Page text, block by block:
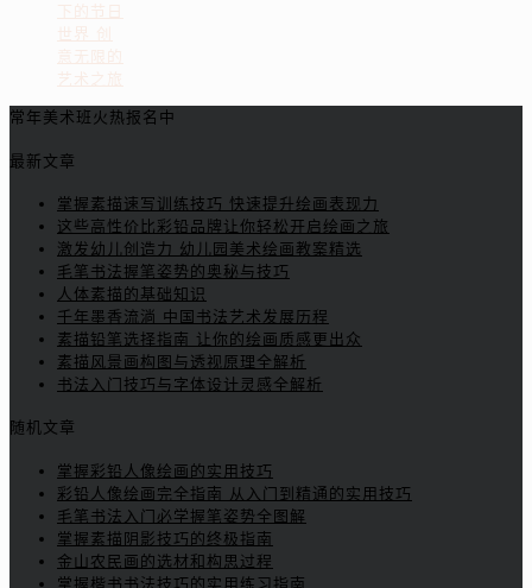
下的节日
世界 创
意无限的
艺术之旅
常年美术班火热报名中
最新文章
掌握素描速写训练技巧 快速提升绘画表现力
这些高性价比彩铅品牌让你轻松开启绘画之旅
激发幼儿创造力 幼儿园美术绘画教案精选
毛笔书法握笔姿势的奥秘与技巧
人体素描的基础知识
千年墨香流淌 中国书法艺术发展历程
素描铅笔选择指南 让你的绘画质感更出众
素描风景画构图与透视原理全解析
书法入门技巧与字体设计灵感全解析
随机文章
掌握彩铅人像绘画的实用技巧
彩铅人像绘画完全指南 从入门到精通的实用技巧
毛笔书法入门必学握笔姿势全图解
掌握素描阴影技巧的终极指南
金山农民画的选材和构思过程
掌握楷书书法技巧的实用练习指南